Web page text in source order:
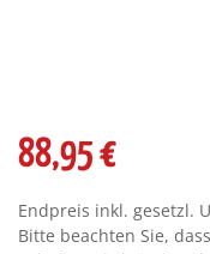
88,95 €
Endpreis inkl. gesetzl.
Bitte beachten Sie,